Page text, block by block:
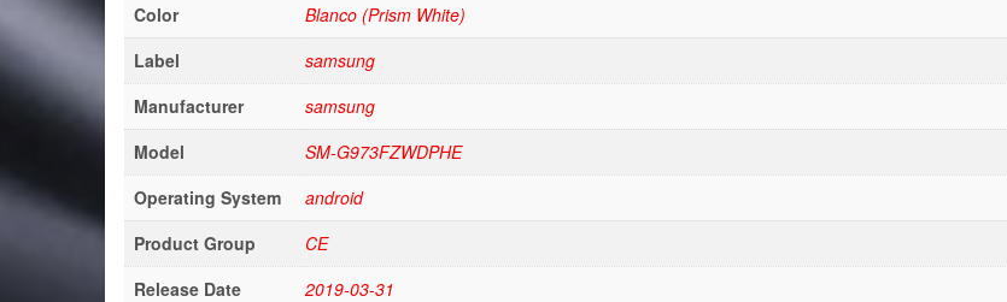
Color
Blanco (Prism White)
Label
samsung
Manufacturer
samsung
Model
SM-G973FZWDPHE
Operating System
android
Product Group
CE
Release Date
2019-03-31